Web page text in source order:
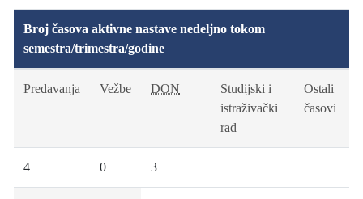
Broj časova aktivne nastave nedeljno tokom
semestra/trimestra/godine
Predavanja Vežbe DON
Studijski i
istraživački
rad
Ostali
časovi
4 0 3